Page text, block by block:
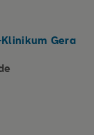
Gera